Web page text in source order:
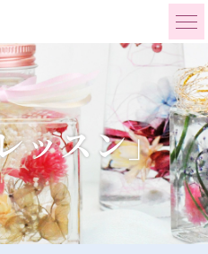
ッスン」